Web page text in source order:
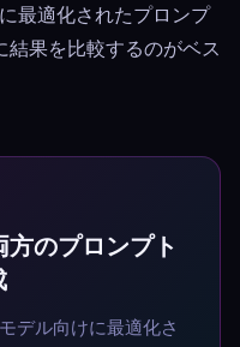
最適化されたプロンプ
結果を比較するのがベス
のプロンプト
デル向けに最適化さ